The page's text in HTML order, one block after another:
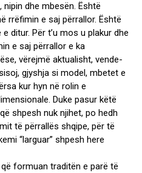
dhe mbesën. Është
rrëfimin e saj përrallor. Është
ditur. Për t’u mos u plakur dhe
e saj përrallor e ka
vërejmë aktualisht, vende-
gjyshja si model, mbetet e
kur hyn në rolin e
Duke pasur këtë
shpesh nuk njihet, po hedh
të përrallës shqipe, për të
“larguar” shpesh here
formuan traditën e parë të